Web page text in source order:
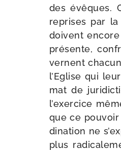
des évêques.
reprises par
doivent
pré­sente,
vernent
l’Eglise qui
mat de
l’exercice
que ce
di­na­tion ne
plus